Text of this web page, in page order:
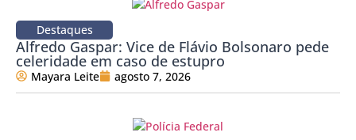
Destaques
Alfredo Gaspar: Vice de Flávio Bolsonaro pede
celeridade em caso de estupro
Mayara Leite agosto 7, 2026